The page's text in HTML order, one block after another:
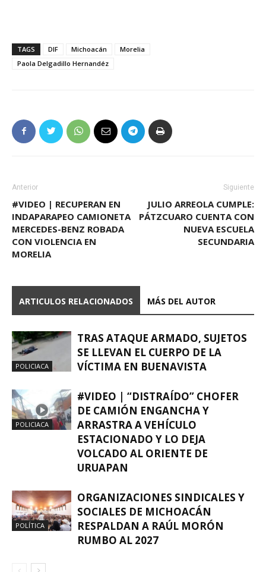
TAGS DIF Michoacán
Morelia
Paola Delgadillo Hernandéz
Anterior
#VIDEO | RECUPERAN EN
INDAPARAPEO CAMIONETA
MERCEDES-BENZ ROBADA
CON VIOLENCIA EN
MORELIA
Siguiente
JULIO ARREOLA CUMPLE:
PÁTZCUARO CUENTA CON
NUEVA ESCUELA
SECUNDARIA
ARTICULOS RELACIONADOS MÁS DEL AUTOR
POLICIACA
TRAS ATAQUE ARMADO, SUJETOS
SE LLEVAN EL CUERPO DE LA
VÍCTIMA EN BUENAVISTA
POLICIACA
#VIDEO | “DISTRAÍDO” CHOFER
DE CAMIÓN ENGANCHA Y
ARRASTRA A VEHÍCULO
ESTACIONADO Y LO DEJA
VOLCADO AL ORIENTE DE
URUAPAN
POLÍTICA
ORGANIZACIONES SINDICALES Y
SOCIALES DE MICHOACÁN
RESPALDAN A RAÚL MORÓN
RUMBO AL 2027